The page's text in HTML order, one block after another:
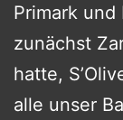
Primark und
zunächst
hatte,
alle unser